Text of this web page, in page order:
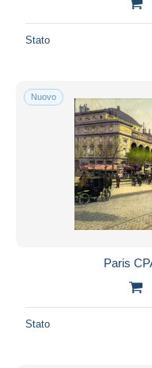
Stato
Nuovo
Paris
Stato